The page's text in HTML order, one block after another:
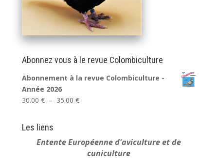
Abonnez vous à le revue Colombiculture
Abonnement à la revue Colombiculture -
Année 2026
30.00 € – 35.00 €Plage
à
35.00 €
Les liens
Entente Européenned'aviculture et de
cuniculture